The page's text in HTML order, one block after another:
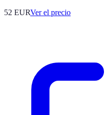
52 EURVer el precio